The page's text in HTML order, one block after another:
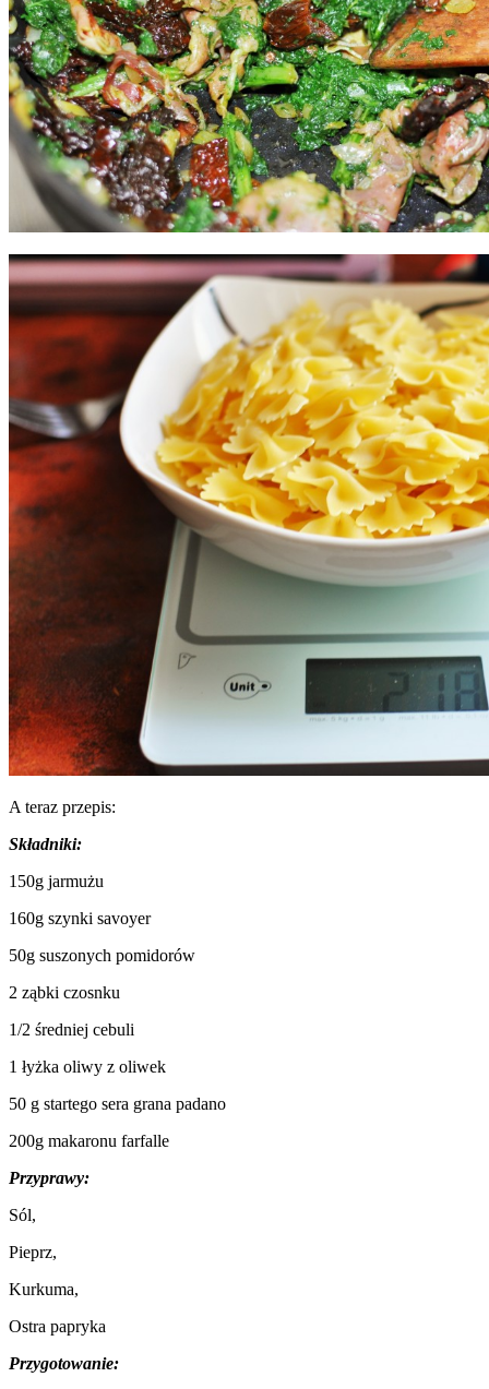
A teraz przepis:
Składniki:
150g jarmużu
160g szynki savoyer
50g suszonych pomidorów
2 ząbki czosnku
1/2 średniej cebuli
1 łyżka oliwy z oliwek
50 g startego sera grana padano
200g makaronu farfalle
Przyprawy:
Sól,
Pieprz,
Kurkuma,
Ostra papryka
Przygotowanie: